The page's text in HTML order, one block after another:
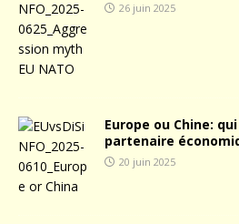
26 juin 2025
Europe ou Chine:
partenaire
20 juin 2025